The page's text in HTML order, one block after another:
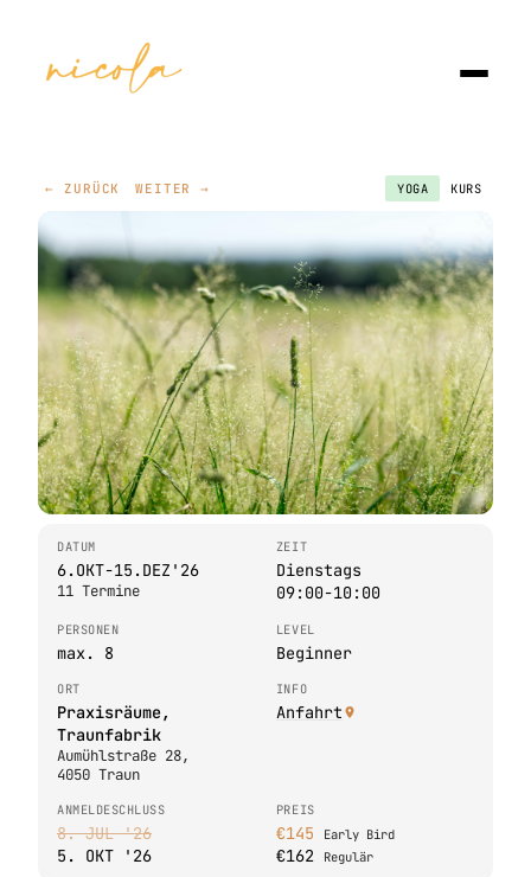
← ZURÜCK WEITER → YOGA KURS
DATUM
6.OKT-15.DEZ'26
11 Termine
ZEIT
Dienstags
09:00-10:00
PERSONEN
max. 8
LEVEL
Beginner
ORT
Praxisräume,
Traunfabrik
Aumühlstraße 28,
4050 Traun
INFO
Anfahrt
ANMELDESCHLUSS
8. JUL '26
5. OKT '26
PREIS
€145 Early Bird
€162 Regulär